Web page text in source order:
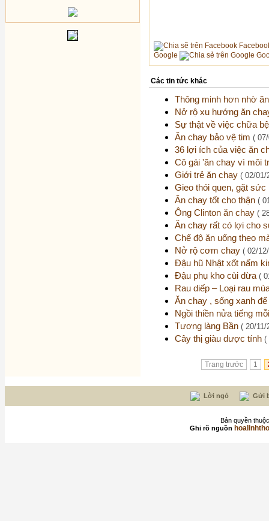
Google
Các tin tức khác
Thông minh hơn nhờ
Nở rộ xu hướng ăn
Sự thật về việc chữa
Ăn chay bảo vệ tim (
36 lợi ích của việc ăn
Cô gái 'ăn chay vì môi
Giới trẻ ăn chay ( 02/01/
Gieo thói quen, gặt
Ăn chay tốt cho thận (
Ông Clinton ăn chay (
Ăn chay rất có lợi cho
Chế độ ăn uống theo
Nở rộ cơm chay ( 02/
Đậu hũ Nhật xốt nấm
Đậu phụ kho cùi dừa (
Rau diếp – Loại rau
Ăn chay , sống xanh
Ngồi thiền nửa tiếng
Tương làng Bần ( 20/11/
Cây thị giàu dược tính (
Trang trước 1
Lời ngỏ Gửi
Bản quyền
Ghi rõ nguồn